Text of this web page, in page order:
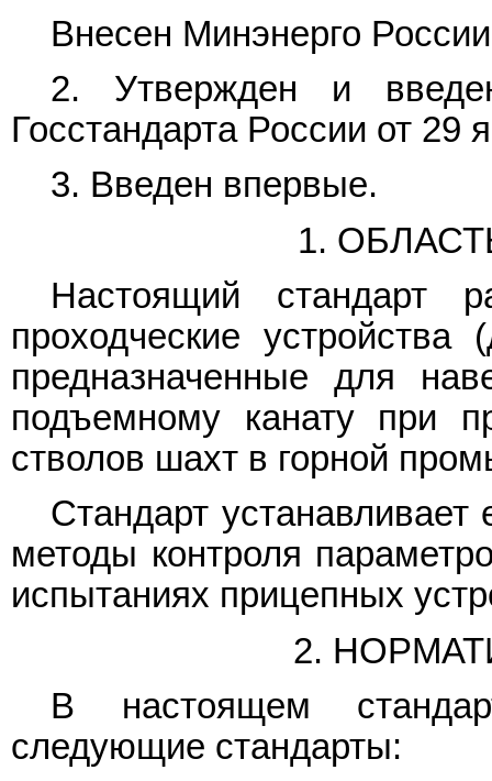
Внесен Минэнерго
2. Утвержден и
Госстандарта России от 29
3. Введен впервые.
1.
Настоящий стандарт
проходческие
предназначенные для
подъемному канату при
стволов шахт в горной
Стандарт
методы контроля
испытаниях прицепных
2.
В настоящем
следующие стандарты: